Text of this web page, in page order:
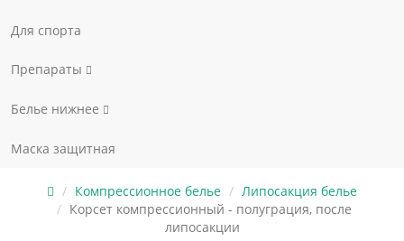
Для спорта
Препараты
Белье нижнее
Маска защитная
Компрессионное белье
Липосакция белье
Корсет компрессионный - полуграция, после
липосакции